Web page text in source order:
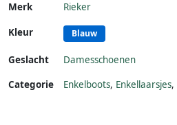
Merk Rieker
Kleur Blauw
Geslacht
Damesschoenen
Categorie
Enkelboots, Enkellaarsjes,